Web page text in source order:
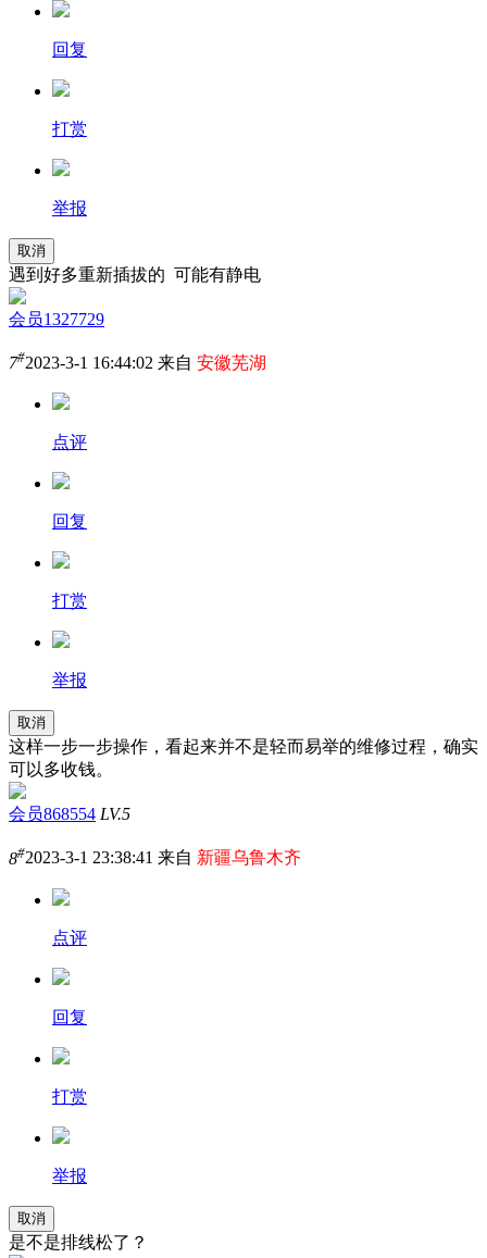
回复
打赏
举报
取消
遇到好多重新插拔的 可能有静电
会员1327729
7#2023-3-1 16:44:02 来自 安徽芜湖
点评
回复
打赏
举报
取消
这样一步一步操作，看起来并不是轻而易举的维修过程，确实
可以多收钱。
会员868554 LV.5
8#2023-3-1 23:38:41 来自 新疆乌鲁木齐
点评
回复
打赏
举报
取消
是不是排线松了？